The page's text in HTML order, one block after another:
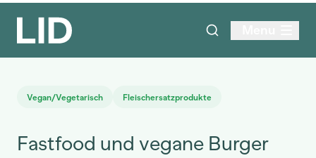
Vegan/Vegetarisch Fleischersatzprodukte
Fastfood und vegane Burger